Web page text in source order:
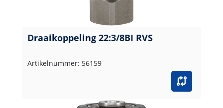
Draaikoppeling 22:3/8BI RVS
Artikelnummer: 56159